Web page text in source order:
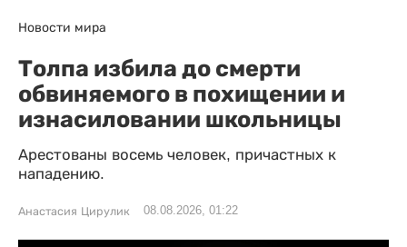
Новости мира
Толпа избила до смерти
обвиняемого в похищении и
изнасиловании школьницы
Арестованы восемь человек, причастных к
нападению.
Анастасия Цирулик 08.08.2026, 01:22